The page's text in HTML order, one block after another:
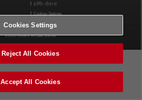
お問い合わせ
Cookies Settings
©2026 Konami Arcade Games
Cookies Settings
Reject All Cookies
Accept All Cookies